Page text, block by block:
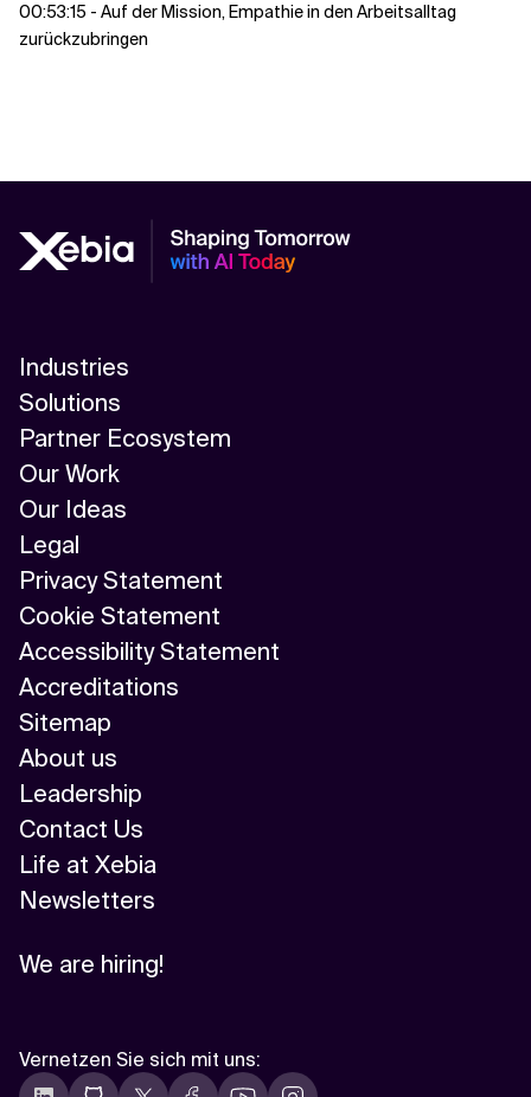
00:53:15 - Auf der Mission, Empathie in den Arbeitsalltag
zurückzubringen
Industries
Solutions
Partner Ecosystem
Our Work
Our Ideas
Legal
Privacy Statement
Cookie Statement
Accessibility Statement
Accreditations
Sitemap
About us
Leadership
Contact Us
Life at Xebia
Newsletters
We are hiring!
Vernetzen Sie sich mit uns: